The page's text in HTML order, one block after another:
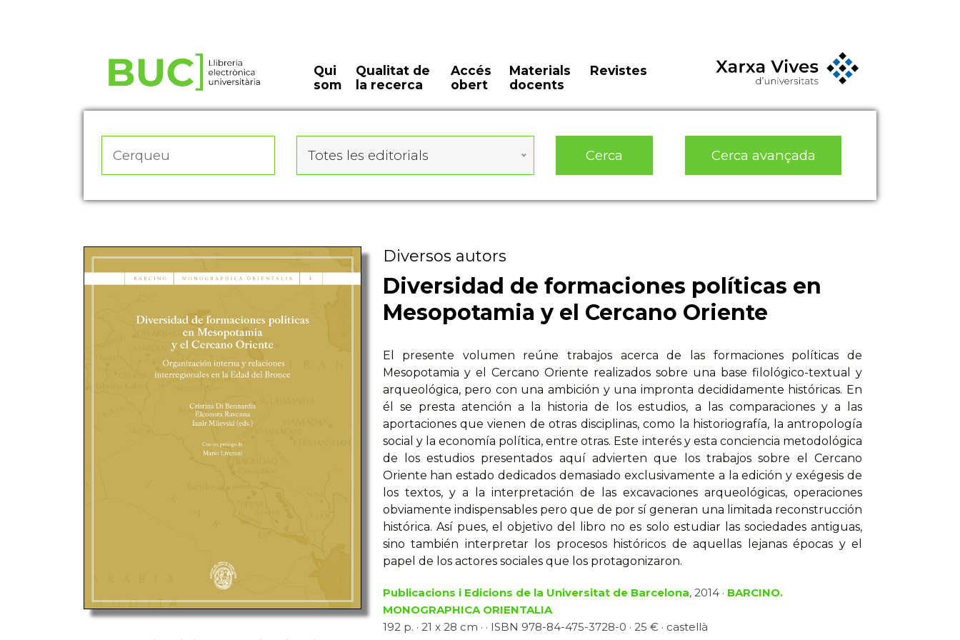
Qui
som
Qualitat de
la recerca
Accés
obert
Materials
docents
Revistes
Totes les editorials Cerca Cerca avançada
Diversos autors
Diversidad de formaciones políticas en
Mesopotamia y el Cercano Oriente
El presente volumen reúne trabajos acerca de las formaciones po­líticas de
Mesopotamia y el Cercano Oriente realizados sobre una base filológico-textual y
arqueológica, pero con una ambición y una impronta decididamente históricas. En
él se presta atención a la historia de los estudios, a las comparaciones y a las
aportaciones que vienen de otras disciplinas, como la historiografía, la antropo­logía
social y la economía política, entre otras. Este interés y esta conciencia metodológica
de los estudios presentados aquí advier­ten que los trabajos sobre el Cercano
Oriente han estado dedica­dos demasiado exclusivamente a la edición y exégesis de
los textos, y a la interpretación de las excavaciones arqueológicas, operacio­nes
obviamente indispensables pero que de por sí generan una li­mitada reconstrucción
histórica. Así pues, el objetivo del libro no es solo estudiar las sociedades antiguas,
sino también interpretar los procesos históricos de aquellas lejanas épocas y el
papel de los actores sociales que los protagonizaron.
Publicacions i Edicions de la Universitat de Barcelona, 2014 · BARCINO.
MONOGRAPHICA ORIENTALIA
192 p. · 21 x 28 cm · · ISBN 978-84-475-3728-0 · 25 € · castellà